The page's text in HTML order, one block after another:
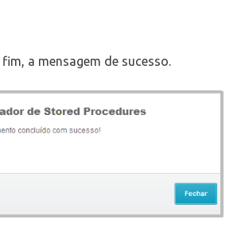
fim, a mensagem de sucesso.